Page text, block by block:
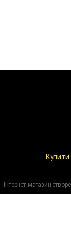
Купити
Інтернет-магазин